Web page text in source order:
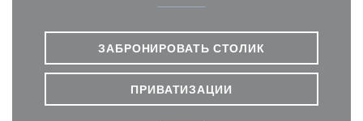
ЗАБРОНИРОВАТЬ СТОЛИК
ПРИВАТИЗАЦИИ